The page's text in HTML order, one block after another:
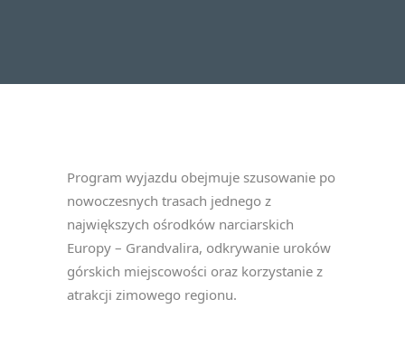
Program wyjazdu obejmuje szusowanie po
nowoczesnych trasach jednego z
największych ośrodków narciarskich
Europy – Grandvalira, odkrywanie uroków
górskich miejscowości oraz korzystanie z
atrakcji zimowego regionu.